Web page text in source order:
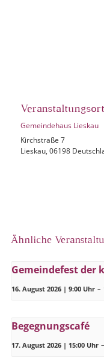
Veranstaltungsort
Gemeindehaus Lieskau
Kirchstraße 7
Lieskau, 06198
Ähnliche
Gemeindefest der
16. August 2026 | 9:00 Uhr –
Begegnungscafé
17. August 2026 | 15:00 Uhr –